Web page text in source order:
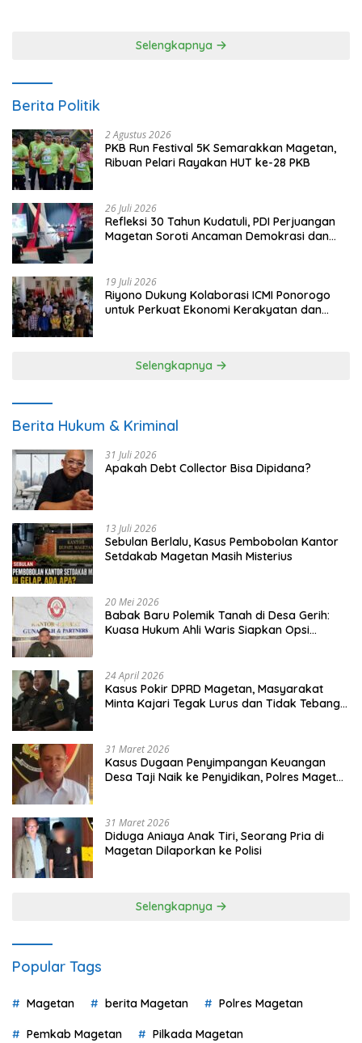
Selengkapnya
Berita Politik
2 Agustus 2026
PKB Run Festival 5K Semarakkan Magetan,
Ribuan Pelari Rayakan HUT ke-28 PKB
26 Juli 2026
Refleksi 30 Tahun Kudatuli, PDI Perjuangan
Magetan Soroti Ancaman Demokrasi dan
19 Juli 2026
Riyono Dukung Kolaborasi ICMI Ponorogo
untuk Perkuat Ekonomi Kerakyatan dan
Selengkapnya
Berita Hukum & Kriminal
31 Juli 2026
Apakah Debt Collector Bisa Dipidana?
13 Juli 2026
Sebulan Berlalu, Kasus Pembobolan Kantor
Setdakab Magetan Masih Misterius
20 Mei 2026
Babak Baru Polemik Tanah di Desa Gerih:
Kuasa Hukum Ahli Waris Siapkan Opsi
24 April 2026
Kasus Pokir DPRD Magetan, Masyarakat
Minta Kajari Tegak Lurus dan Tidak Tebang
31 Maret 2026
Kasus Dugaan Penyimpangan Keuangan
Desa Taji Naik ke Penyidikan, Polres Magetan
31 Maret 2026
Diduga Aniaya Anak Tiri, Seorang Pria di
Magetan Dilaporkan ke Polisi
Selengkapnya
Popular Tags
Magetan berita Magetan Polres Magetan
Pemkab Magetan Pilkada Magetan